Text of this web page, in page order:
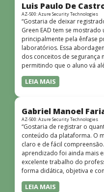
Luis Paulo De
AZ-500: Azure Security Technologies
“Gostaria de deixar
Green EAD tem se mostrado
principalmente pela ênfase
laboratórios. Essa
dos conceitos de segurança
permitindo que o aluno vá
conhecimentos em cenários
ponto muito positivo é a
quem não tem uma bagagem
LEIA MAIS
Gabriel Manoel
AZ-500: Azure Security Technologies
“Gostaria de registrar o
conteúdo da plataforma. O
claro e de fácil
aprendizado foi ainda mais
excelente trabalho do
forma didática, objetiva e
dúvida, foi uma jornada de
LEIA MAIS